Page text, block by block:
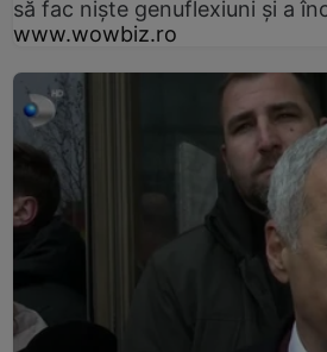
să fac niște genuflexiuni și a
www.wowbiz.ro